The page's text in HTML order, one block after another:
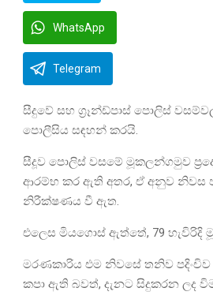
WhatsApp
Telegram
සීදුවේ සහ ග්‍රෑන්ඩ්පාස් පොලිස්
පොලීසිය සඳහන් කරයි.
සීදූව පොලිස් වසමේ මූකලන්ගමුව
ආරම්භ කර ඇති අතර, ඒ අනුව නිවස
නිරීක්ෂණය වී ඇත.
එලෙස මියගොස් ඇත්තේ, 79 හැවිරිදි
මරණකාරිය එම නිවසේ තනිව පදිංචිව
කපා ඇති බවත්, දැනට සිදුකරන ලද